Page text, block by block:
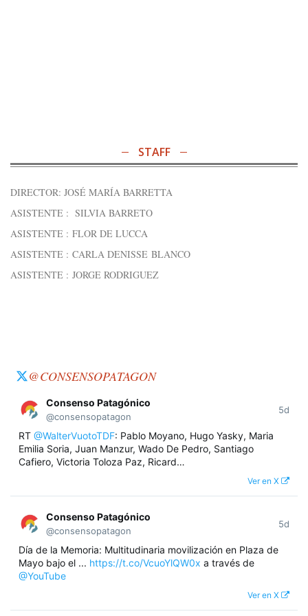
STAFF
DIRECTOR: JOSÉ MARÍA BARRETTA
ASISTENTE : SILVIA BARRETO
ASISTENTE : FLOR DE LUCCA
ASISTENTE : CARLA DENISSE BLANCO
ASISTENTE : JORGE RODRIGUEZ
@CONSENSOPATAGON
Consenso Patagónico
@consensopatagon
5d
RT @WalterVuotoTDF: Pablo Moyano, Hugo Yasky, Maria
Emilia Soria, Juan Manzur, Wado De Pedro, Santiago
Cafiero, Victoria Toloza Paz, Ricard…
Ver en X
Consenso Patagónico
@consensopatagon
5d
Día de la Memoria: Multitudinaria movilización en Plaza de
Mayo bajo el ... https://t.co/VcuoYlQW0x a través de
@YouTube
Ver en X